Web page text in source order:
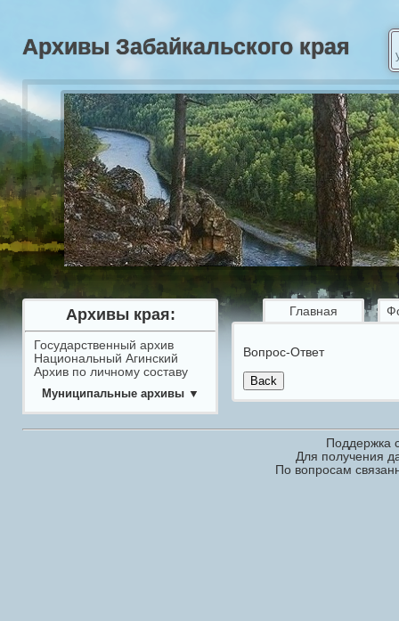
Архивы Забайкальского края
Архивы края:
Государственный архив
Национальный Агинский
Архив по личному составу
Муниципальные архивы ▼
Главная
Вопрос-Ответ
Поддержка
Для получения
По вопросам